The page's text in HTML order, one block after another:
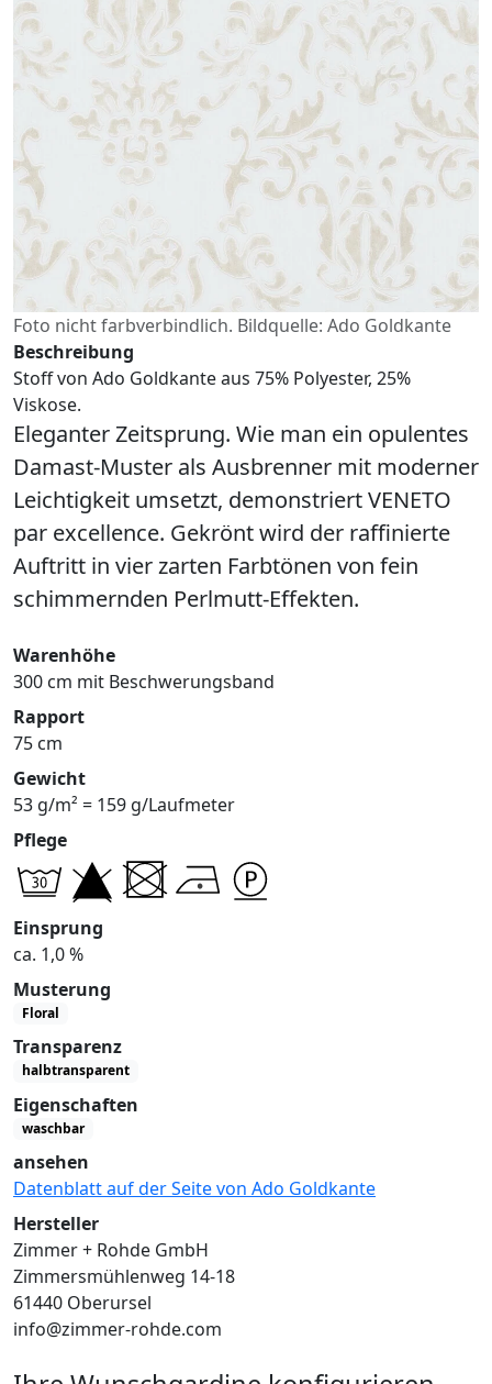
Foto nicht farbverbindlich. Bildquelle: Ado Goldkante
Beschreibung
Stoff von Ado Goldkante aus 75% Polyester, 25%
Viskose.
Eleganter Zeitsprung. Wie man ein opulentes
Damast-Muster als Ausbrenner mit moderner
Leichtigkeit umsetzt, demonstriert VENETO
par excellence. Gekrönt wird der raffinierte
Auftritt in vier zarten Farbtönen von fein
schimmernden Perlmutt-Effekten.
Warenhöhe
300 cm mit Beschwerungsband
Rapport
75 cm
Gewicht
53 g/m² = 159 g/Laufmeter
Pflege
Einsprung
ca. 1,0 %
Musterung
Floral
Transparenz
halbtransparent
Eigenschaften
waschbar
ansehen
Datenblatt auf der Seite von Ado Goldkante
Hersteller
Zimmer + Rohde GmbH
Zimmersmühlenweg 14-18
61440 Oberursel
info@zimmer-rohde.com